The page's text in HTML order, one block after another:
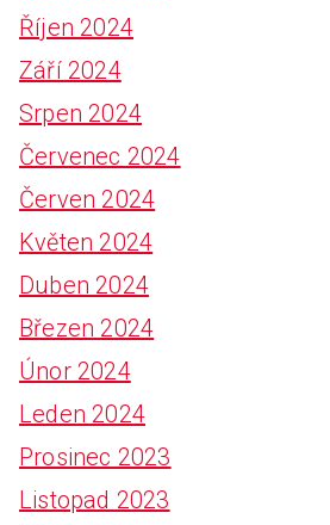
Říjen 2024
Září 2024
Srpen 2024
Červenec 2024
Červen 2024
Květen 2024
Duben 2024
Březen 2024
Únor 2024
Leden 2024
Prosinec 2023
Listopad 2023